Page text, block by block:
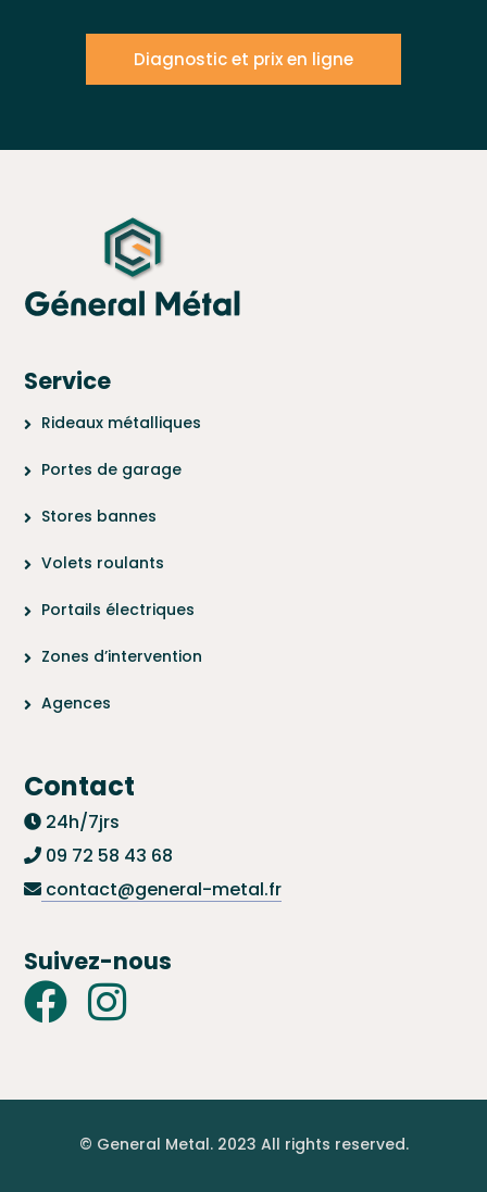
Diagnostic et prix en ligne
Service
Rideaux métalliques
Portes de garage
Stores bannes
Volets roulants
Portails électriques
Zones d’intervention
Agences
Contact
24h/7jrs
09 72 58 43 68
contact@general-metal.fr
Suivez-nous
© General Metal. 2023 All rights reserved.